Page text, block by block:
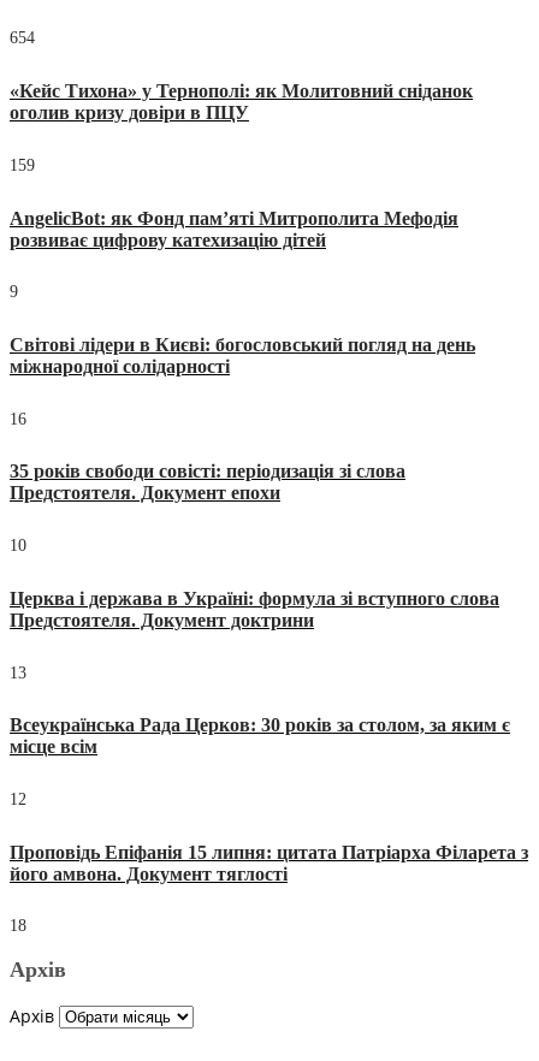
654
«Кейс Тихона» у Тернополі: як Молитовний сніданок
оголив кризу довіри в ПЦУ
159
AngelicBot: як Фонд пам’яті Митрополита Мефодія
розвиває цифрову катехизацію дітей
9
Світові лідери в Києві: богословський погляд на день
міжнародної солідарності
16
35 років свободи совісті: періодизація зі слова
Предстоятеля. Документ епохи
10
Церква і держава в Україні: формула зі вступного слова
Предстоятеля. Документ доктрини
13
Всеукраїнська Рада Церков: 30 років за столом, за яким є
місце всім
12
Проповідь Епіфанія 15 липня: цитата Патріарха Філарета з
його амвона. Документ тяглості
18
Архів
Архів